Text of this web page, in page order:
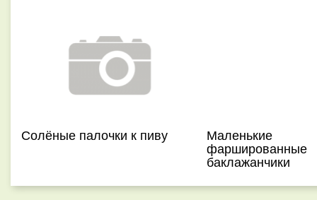
Солёные палочки к пиву Маленькие
фаршированные
баклажанчики